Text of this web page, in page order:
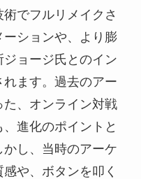
でフルリメイクさ
ションや、より膨
ョージ氏とのイン
ます。過去のアー
、オンライン対戦
進化のポイントと
かし、当時のアーケ
や、ボタンを叩く